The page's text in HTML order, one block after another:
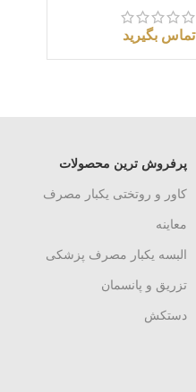
تماس بگیرید
پرفروش ترین محصولات
کاور و روتختی یکبار مصرف
معاینه
البسه یکبار مصرف پزشکی
تزریق و پانسمان
دستکش